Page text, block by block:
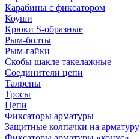
Карабины с фиксатором
Коуши
Крюки S-образные
Рым-болты
Рым-гайки
Скобы шакле такелажные
Соединители цепи
Талрепы
Тросы
Цепи
Фиксаторы арматуры
Защитные колпачки на арматуру